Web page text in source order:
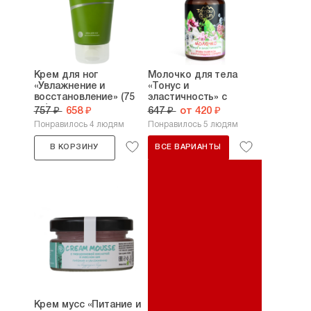
Крем для ног
«Увлажнение и
восстановление» (75
мл)
757 ₽ 658 ₽
Понравилось 4 людям
В КОРЗИНУ
Молочко для тела
«Тонус и
эластичность» с
травами...
647 ₽ от 420 ₽
Понравилось 5 людям
ВСЕ ВАРИАНТЫ
Крем мусс «Питание и